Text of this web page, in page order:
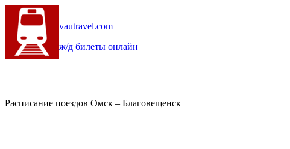
vautravel.com
ж/д билеты онлайн
Расписание поездов Омск – Благовещенск